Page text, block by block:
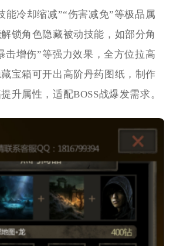
能冷却缩减”“伤害减免”等极品属
锁角色隐藏被动技能，如部分角
击增伤”等强力效果，全方位拉高
宝箱可开出高阶丹药图纸，制作
升属性，适配BOSS战爆发需求。